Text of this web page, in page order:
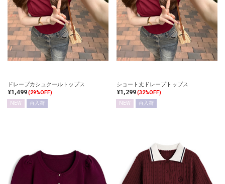
ドレープカシュクールトップス
¥1,499(29%OFF)
NEW
再入荷
ショート丈ドレープトップス
¥1,299(32%OFF)
NEW
再入荷